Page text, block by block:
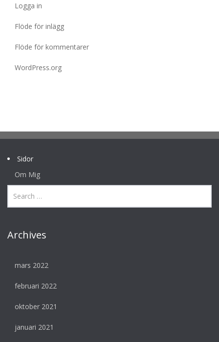
Logga in
Flöde för inlägg
Flöde för kommentarer
WordPress.org
Sidor
Om Mig
Archives
mars 2022
februari 2022
oktober 2021
januari 2021